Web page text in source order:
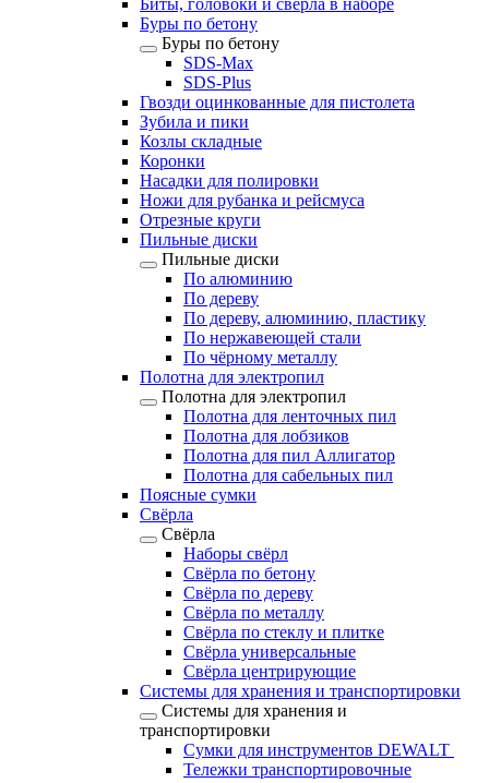
Биты, головоки и сверла в наборе
Буры по бетону
Буры по бетону
SDS-Max
SDS-Plus
Гвозди оцинкованные для пистолета
Зубила и пики
Козлы складные
Коронки
Насадки для полировки
Ножи для рубанка и рейсмуса
Отрезные круги
Пильные диски
Пильные диски
По алюминию
По дереву
По дереву, алюминию, пластику
По нержавеющей стали
По чёрному металлу
Полотна для электропил
Полотна для электропил
Полотна для ленточных пил
Полотна для лобзиков
Полотна для пил Аллигатор
Полотна для сабельных пил
Поясные сумки
Свёрла
Свёрла
Наборы свёрл
Свёрла по бетону
Свёрла по дереву
Свёрла по металлу
Свёрла по стеклу и плитке
Свёрла универсальные
Свёрла центрирующие
Системы для хранения и транспортировки
Системы для хранения и
транспортировки
Сумки для инструментов DEWALT
Тележки транспортировочные